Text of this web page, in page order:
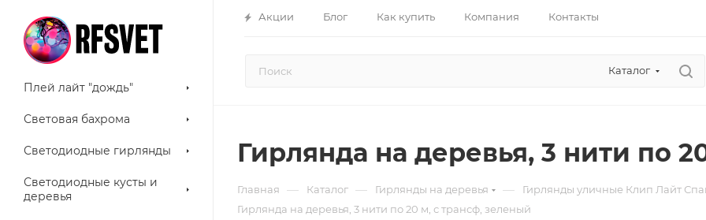
Акции Блог Как купить Компания Контакты
Каталог
Плей лайт "дождь"
Световая бахрома
Светодиодные гирлянды
Светодиодные кусты и
деревья
Гирлянда на деревья, 3 нити по
Главная — Каталог — Гирлянды на деревья — Гирлянды уличные Клип Лайт
Гирлянда на деревья, 3 нити по 20 м, с трансф, зеленый